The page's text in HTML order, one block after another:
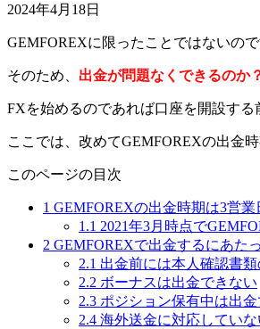
2024年4月18日
GEMFOREXに限ったことではないの
そのため、 出金が問題なくできるのか
FXを始めるのであれば口座を開設する
ここでは、改めてGEMFOREXの出金
このページの目次
1 GEMFOREXの出金時期は3営業
1.1 2021年3月時点で
2 GEMFOREXで出金するにあた
2.1 出金前には本人確認書
2.2 ボーナスは出金できない
2.3 ポジション保有中は出
2.4 海外送金に対応してい